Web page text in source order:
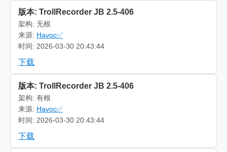
版本: TrollRecorder JB 2.5-406
架构: 无根
来源: Havoc✅
时间: 2026-03-30 20:43:44
下载
版本: TrollRecorder JB 2.5-406
架构: 有根
来源: Havoc✅
时间: 2026-03-30 20:43:44
下载